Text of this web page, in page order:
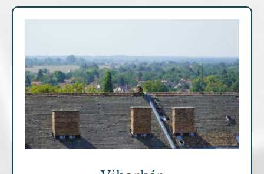
Archív cikkek